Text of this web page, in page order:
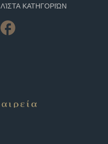
ΛΊΣΤΑ ΚΑΤΗΓΟΡΙΏΝ